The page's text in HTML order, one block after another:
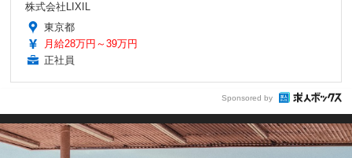
株式会社LIXIL
東京都
月給28万円～39万円
正社員
Sponsored by